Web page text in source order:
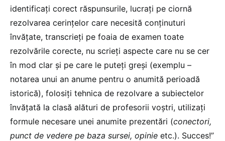
identificați corect răspunsurile, lucrați pe ciornă
rezolvarea cerințelor care necesită conținuturi
învățate, transcrieți pe foaia de examen toate
rezolvările corecte, nu scrieți aspecte care nu se cer
în mod clar și pe care le puteți greși (exemplu –
notarea unui an anume pentru o anumită perioadă
istorică), folosiți tehnica de rezolvare a subiectelor
învățată la clasă alături de profesorii voștri, utilizați
formule necesare unei anumite prezentări (conectori,
punct de vedere pe baza sursei, opinie etc.). Succes!”